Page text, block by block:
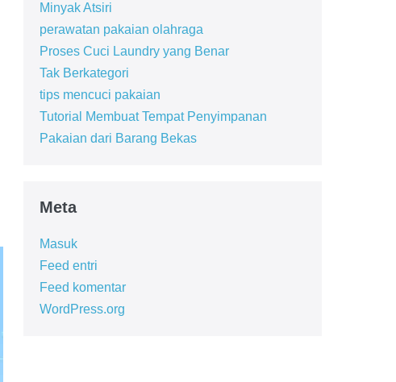
Minyak Atsiri
perawatan pakaian olahraga
Proses Cuci Laundry yang Benar
Tak Berkategori
tips mencuci pakaian
Tutorial Membuat Tempat Penyimpanan
Pakaian dari Barang Bekas
Meta
Masuk
Feed entri
Feed komentar
WordPress.org